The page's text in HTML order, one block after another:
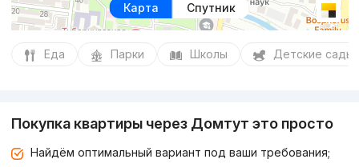
Карта Спутник
Еда Парки Школы Детские сады
Покупка квартиры через Домтут это просто
Найдём оптимальный вариант под ваши требования;